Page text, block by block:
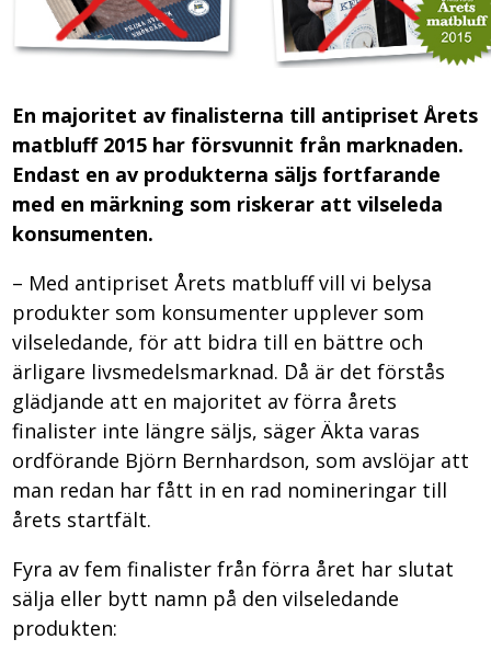
En majoritet av finalisterna till antipriset Årets
matbluff 2015 har försvunnit från marknaden.
Endast en av produkterna säljs fortfarande
med en märkning som riskerar att vilseleda
konsumenten.
– Med antipriset Årets matbluff vill vi belysa
produkter som konsumenter upplever som
vilseledande, för att bidra till en bättre och
ärligare livsmedelsmarknad. Då är det förstås
glädjande att en majoritet av förra årets
finalister inte längre säljs, säger Äkta varas
ordförande Björn Bernhardson, som avslöjar att
man redan har fått in en rad nomineringar till
årets startfält.
Fyra av fem finalister från förra året har slutat
sälja eller bytt namn på den vilseledande
produkten: